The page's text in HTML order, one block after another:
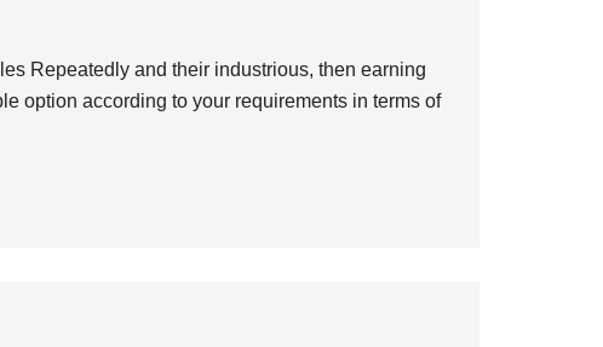
Repeatedly and their industrious, then earning
option according to your requirements in terms of